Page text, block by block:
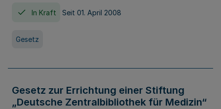
In Kraft Seit 01. April 2008
Gesetz
Gesetz zur Errichtung einer Stiftung
„Deutsche Zentralbibliothek für Medizin“